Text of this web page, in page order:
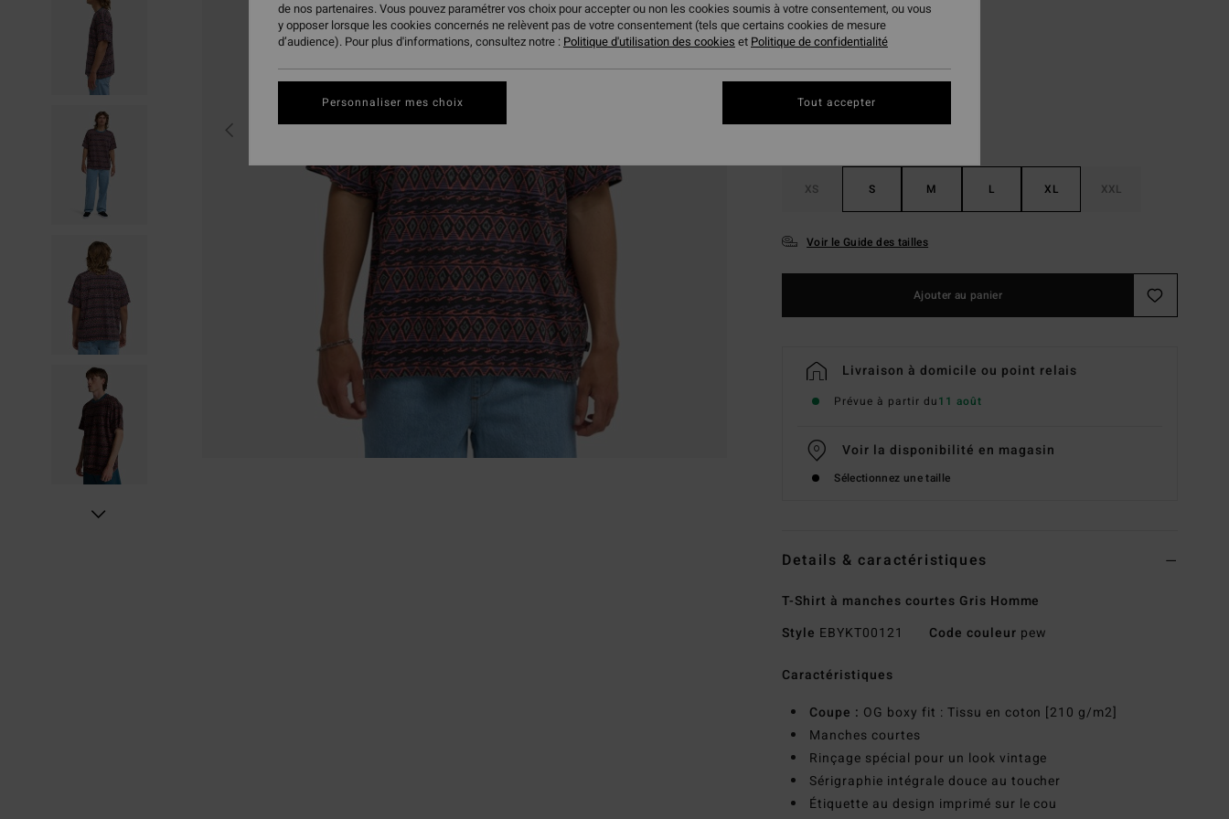
CouleurPewter
XS S M L XL XXL
Voir le Guide des tailles
Ajouter au panier
Livraison à domicile ou point relais
Prévue à partir du11 août
Voir la disponibilité en magasin
Sélectionnez une taille
Details & caractéristiques
T-Shirt à manches courtes Gris Homme
Style EBYKT00121 Code couleur pew
Caractéristiques
Coupe : OG boxy fit : Tissu en coton [210 g/m2]
Manches courtes
Rinçage spécial pour un look vintage
Sérigraphie intégrale douce au toucher
Étiquette au design imprimé sur le cou
de nos partenaires. Vous pouvez paramétrer vos choix pour accepter ou non les cookies soumis à votre consentement, ou vous
y opposer lorsque les cookies concernés ne relèvent pas de votre consentement (tels que certains cookies de mesure
d’audience). Pour plus d'informations, consultez notre : Politique d'utilisation des cookies et Politique de confidentialité
Personnaliser mes choix Tout accepter